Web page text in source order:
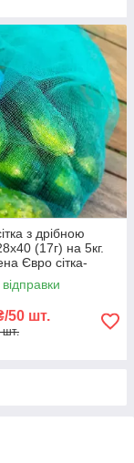
з дрібною
(17г) на 5кг.
Євро сітка-
50 шт.
шт.